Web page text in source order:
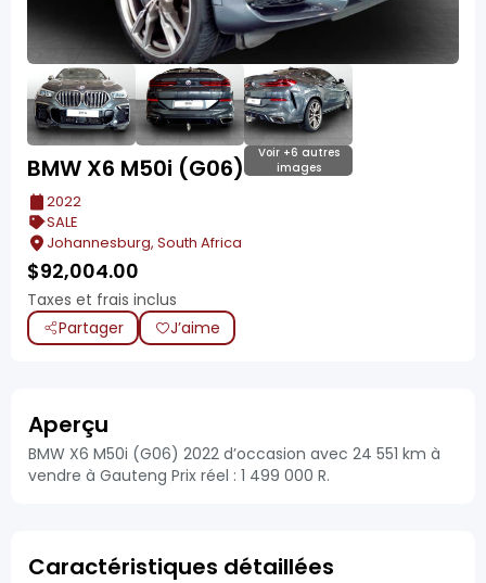
Voir +6 autres
images
BMW X6 M50i (G06)
2022
SALE
Johannesburg, South Africa
$92,004.00
Taxes et frais inclus
Partager
J’aime
Aperçu
BMW X6 M50i (G06) 2022 d’occasion avec 24 551 km à
vendre à Gauteng Prix réel : 1 499 000 R.
Caractéristiques détaillées